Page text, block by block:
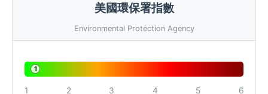
美國環保署指數
Environmental Protection Agency
1
1 2 3 4 5 6